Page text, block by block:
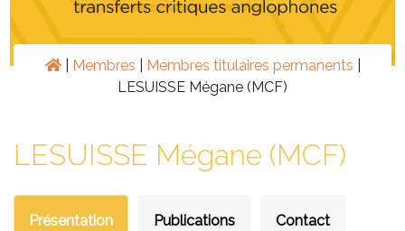
Membres Membres titulaires permanents
LESUISSE Mégane (MCF)
LESUISSE Mégane (MCF)
Présentation Publications Contact